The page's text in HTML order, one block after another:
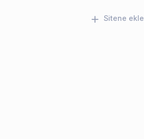
Sitene ekle